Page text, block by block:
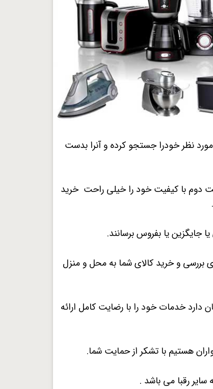
مورد نظر خودرا جستجو کرده و آنرا بدست
دوم با کیفیت خود را خیلی راحت خرید
جایگزین یا بفروس برسانند.
بررسی و خرید کالای شما به محل و منزل
امکان دارد خدمات خود را با رضایت کامل ارائه
هستیم با تشکر از حمایت شما.
رقبا می باشد .